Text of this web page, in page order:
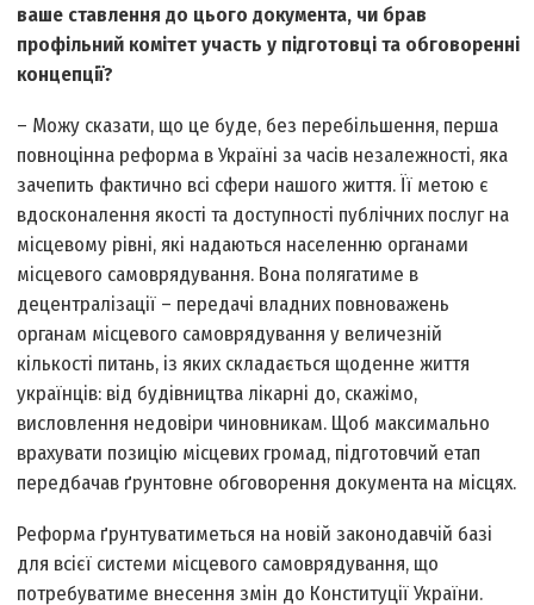
ваше ставлення до цього документа, чи брав
профільний комітет участь у підготовці та обговоренні
концепції?
– Можу сказати, що це буде, без перебільшення, перша
повноцінна реформа в Україні за часів незалежності, яка
зачепить фактично всі сфери нашого життя. Її метою є
вдосконалення якості та доступності публічних послуг на
місцевому рівні, які надаються населенню органами
місцевого самоврядування. Вона полягатиме в
децентралізації – передачі владних повноважень
органам місцевого самоврядування у величезній
кількості питань, із яких складається щоденне життя
українців: від будівництва лікарні до, скажімо,
висловлення недовіри чиновникам. Щоб максимально
врахувати позицію місцевих громад, підготовчий етап
передбачав ґрунтовне обговорення документа на місцях.
Реформа ґрунтуватиметься на новій законодавчій базі
для всієї системи місцевого самоврядування, що
потребуватиме внесення змін до Конституції України.